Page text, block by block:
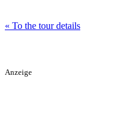
« To the tour details
Anzeige